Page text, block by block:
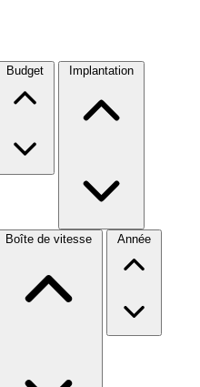
Budget Implantation
Boîte de vitesse Année